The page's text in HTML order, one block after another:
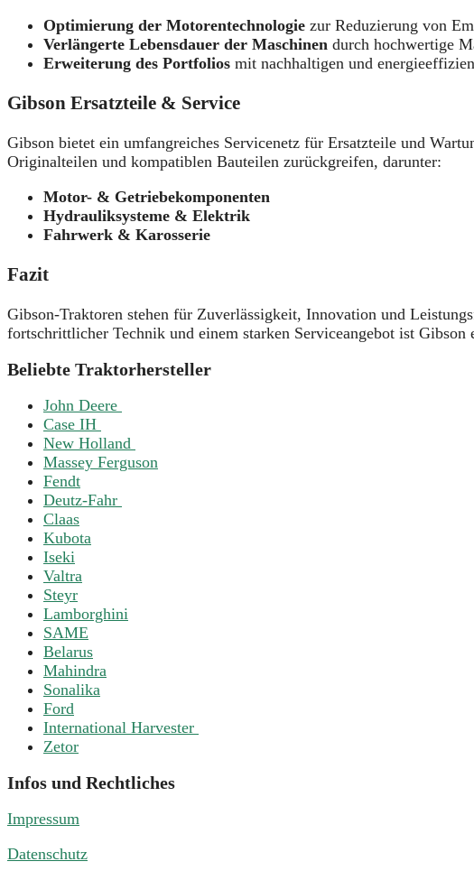
Optimierung der Motorentechnologie zur Reduzierung von
Verlängerte Lebensdauer der Maschinen durch hochwertige
Erweiterung des Portfolios mit nachhaltigen und
Gibson Ersatzteile & Service
Gibson bietet ein umfangreiches Servicenetz für Ersatzteile und
Originalteilen und kompatiblen Bauteilen zurückgreifen, darunter:
Motor- & Getriebekomponenten
Hydrauliksysteme & Elektrik
Fahrwerk & Karosserie
Fazit
Gibson-Traktoren stehen für Zuverlässigkeit, Innovation und
fortschrittlicher Technik und einem starken Serviceangebot ist
Beliebte Traktorhersteller
John Deere
Case IH
New Holland
Massey Ferguson
Fendt
Deutz-Fahr
Claas
Kubota
Iseki
Valtra
Steyr
Lamborghini
SAME
Belarus
Mahindra
Sonalika
Ford
International Harvester
Zetor
Infos und Rechtliches
Impressum
Datenschutz